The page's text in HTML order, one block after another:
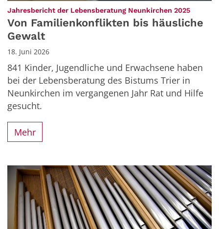
Jahresbericht der Lebensberatung Neunkirchen 2025:
Von Familienkonflikten bis häusliche
Gewalt
18. Juni 2026
841 Kinder, Jugendliche und Erwachsene haben
bei der Lebensberatung des Bistums Trier in
Neunkirchen im vergangenen Jahr Rat und Hilfe
gesucht.
Mehr